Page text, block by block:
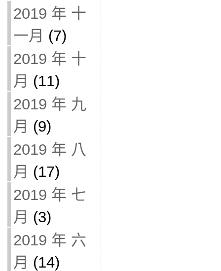
2019 年 十
一月 (7)
2019 年 十
月 (11)
2019 年 九
月 (9)
2019 年 八
月 (17)
2019 年 七
月 (3)
2019 年 六
月 (14)